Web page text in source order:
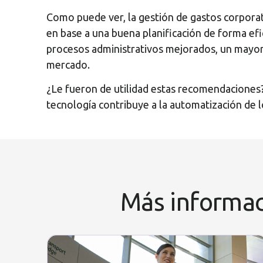
Como puede ver, la gestión de gastos
en base a una buena planificación de forma
procesos administrativos mejorados, un
mercado.
¿Le fueron de utilidad estas
tecnología contribuye a la automatización de
Más